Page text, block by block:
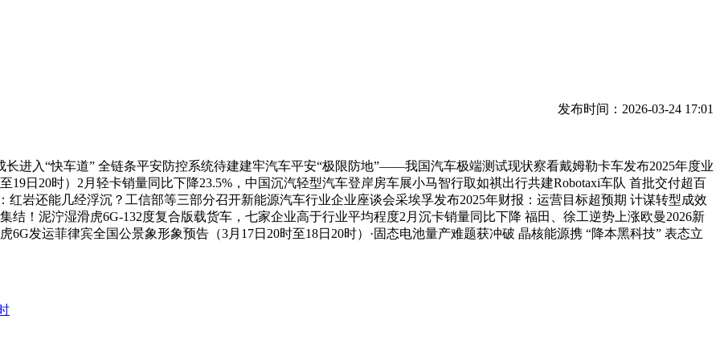
发布时间：2026-03-24 17:01
入“快车道” 全链条平安防控系统待建建牢汽车平安“极限防地”——我国汽车极端测试现状察看戴姆勒卡车发布2025年度业
19日20时）2月轻卡销量同比下降23.5%，中国沉汽轻型汽车登岸房车展小马智行取如祺出行共建Robotaxi车队 首批交付超百
岩还能几经浮沉？工信部等三部分召开新能源汽车行业企业座谈会采埃孚发布2025年财报：运营目标超预期 计谋转型成效
结！泥泞湿滑虎6G-132度复合版载货车，七家企业高于行业平均程度2月沉卡销量同比下降 福田、徐工逆势上涨欧曼2026新
发运菲律宾全国公景象形象预告（3月17日20时至18日20时）·固态电池量产难题获冲破 晶核能源携 “降本黑科技” 表态立